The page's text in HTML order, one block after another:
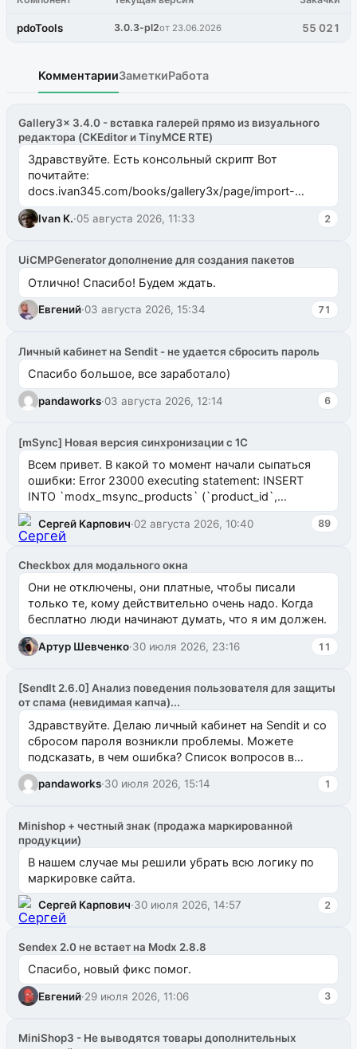
pdoTools 3.0.3-pl2от 23.06.2026 55 021
КомментарииЗаметкиРабота
Gallery3x 3.4.0 - вставка галерей прямо из визуального
редактора (CKEditor и TinyMCE RTE)
Здравствуйте. Есть консольный скрипт Вот
почитайте:
docs.ivan345.com/books/gallery3x/page/import-
ms2galleryphp
Ivan K.·05 августа 2026, 11:33 2
UiCMPGenerator дополнение для создания пакетов
Отлично! Спасибо! Будем ждать.
Евгений·03 августа 2026, 15:34 71
Личный кабинет на Sendit - не удается сбросить пароль
Спасибо большое, все заработало)
pandaworks·03 августа 2026, 12:14 6
[mSync] Новая версия синхронизации с 1С
Всем привет. В какой то момент начали сыпаться
ошибки: Error 23000 executing statement: INSERT
INTO `modx_msync_products` (`product_id`,
`uuid_1c`) VALUES ...
Сергей Карпович·02 августа 2026, 10:40 89
Checkbox для модального окна
Они не отключены, они платные, чтобы писали
только те, кому действительно очень надо. Когда
бесплатно люди начинают думать, что я им должен.
Артур Шевченко·30 июля 2026, 23:16 11
[SendIt 2.6.0] Анализ поведения пользователя для защиты
от спама (невидимая капча)...
Здравствуйте. Делаю личный кабинет на Sendit и со
сбросом пароля возникли проблемы. Можете
подсказать, в чем ошибка? Список вопросов в
одноименном разделе на modx.pro пока пуст, и,...
pandaworks·30 июля 2026, 15:14 1
Minishop + честный знак (продажа маркированной
продукции)
В нашем случае мы решили убрать всю логику по
маркировке сайта.
Сергей Карпович·30 июля 2026, 14:57 2
Sendex 2.0 не встает на Modx 2.8.8
Спасибо, новый фикс помог.
Евгений·29 июля 2026, 11:06 3
MiniShop3 - Не выводятся товары дополнительных